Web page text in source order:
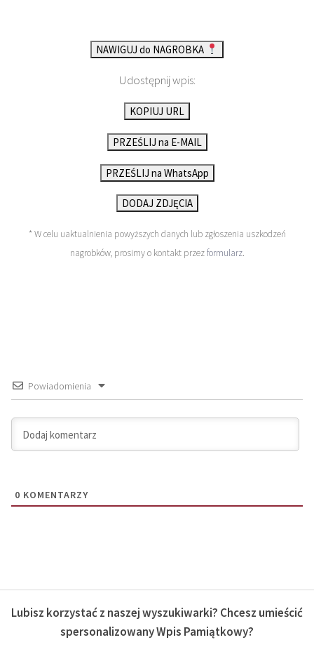
NAWIGUJ do NAGROBKA
Udostępnij wpis:
KOPIUJ URL
PRZEŚLIJ na E-MAIL
PRZEŚLIJ na WhatsApp
DODAJ ZDJĘCIA
* W celu uaktualnienia powyższych danych lub zgłoszenia uszkodzeń
nagrobków, prosimy o kontakt przezformularz.
Powiadomienia
0 KOMENTARZY
Lubisz korzystać z naszej wyszukiwarki? Chcesz umieścić
spersonalizowany Wpis Pamiątkowy?